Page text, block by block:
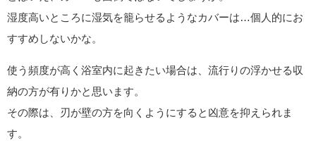
湿度高いところに湿気を籠らせるようなカバーは…個人的にお
すすめしないかな。
使う頻度が高く浴室内に起きたい場合は、流行りの浮かせる収
納の方が有りかと思います。
その際は、刃が壁の方を向くようにすると凶意を抑えられま
す。